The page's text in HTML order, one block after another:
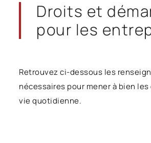
Droits et
pour les
Retrouvez ci-dessous les
nécessaires pour mener à bien
vie quotidienne.